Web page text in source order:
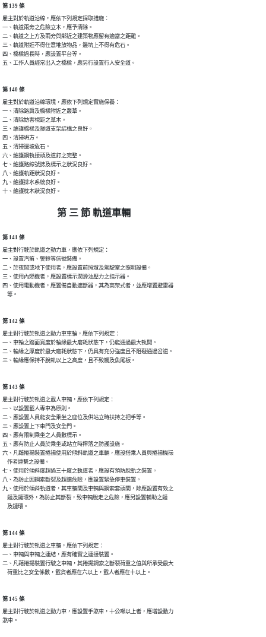
第 139 條
雇主對於軌道沿線，應依下列規定採取措施：
一、軌道兩旁之危險立木，應予清除。
二、軌道之上方及兩旁與鄰近之建築物應留有適當之距離。
三、軌道附近不得任意堆放物品，邊坑上不得有危石。
四、橋樑過長時，應設置平台等。
五、工作人員經常出入之橋樑，應另行設置行人安全道。
第 140 條
雇主對於軌道沿線環境，應依下列規定實施保養：
一、清除路肩及橋樑附近之叢草。
二、清除妨害視距之草木。
三、維護橋樑及隧道支架結構之良好。
四、清掃坍方。
五、清掃邊坡危石。
六、維護鋼軌接頭及道釘之完整。
七、維護路線號誌及標示之狀況良好。
八、維護軌距狀況良好。
九、維護排水系統良好。
十、維護枕木狀況良好。
第 三 節 軌道車輛
第 141 條
雇主對行駛於軌道之動力車，應依下列規定：
一、設置汽笛、警鈴等信號裝備。
二、於夜間或地下使用者，應設置前照燈及駕駛室之照明設備。
三、使用內燃機者，應設置標示潤滑油壓力之指示器。
四、使用電動機者，應置備自動遮斷器，其為高架式者，並應增置避雷器
    等。
第 142 條
雇主對行駛於軌道之動力車車輪，應依下列規定：
一、車輪之踏面寬度於輪緣最大磨耗狀態下，仍能通過最大軌間。
二、輪緣之厚度於最大磨耗狀態下，仍具有充分強度且不阻礙通過岔道。
三、輪緣應保持不脫軌以上之高度，且不致觸及魚尾板。
第 143 條
雇主對行駛於軌道之載人車輛，應依下列規定：
一、以設置載人專車為原則。
二、應設置人員能安全乘坐之座位及供站立時扶持之把手等。
三、應設置上下車門及安全門。
四、應有限制乘坐之人員數標示。
五、應有防止人員於乘坐或站立時摔落之防護設施。
六、凡藉捲揚裝置捲揚使用於傾斜軌道之車輛，應設搭乘人員與捲揚機操
    作者連繫之設備。
七、使用於傾斜度超過三十度之軌道者，應設有預防脫軌之裝置。
八、為防止因鋼索斷裂及超速危險，應設置緊急停車裝置。
九、使用於傾斜軌道者，其車輛間及車輛與鋼索套頭間，除應設置有效之
    鏈及鏈環外，為防止其斷裂，致車輛脫走之危險，應另設置輔助之鏈
    及鏈環。
第 144 條
雇主對行駛於軌道之車輛，應依下列規定：
一、車輛與車輛之連結，應有確實之連接裝置。
二、凡藉捲揚裝置行駛之車輛，其捲揚鋼索之斷裂荷重之值與所承受最大
    荷重比之安全係數，載貨者應在六以上，載人者應在十以上。
第 145 條
雇主對行駛於軌道之動力車，應設置手煞車，十公噸以上者，應增設動力
煞車。